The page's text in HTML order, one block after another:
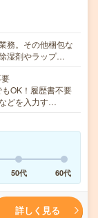
務。その他梱包な
湿剤やラップ…
OK！履歴書不要
どを入力す…
50代 60代
詳しく見る